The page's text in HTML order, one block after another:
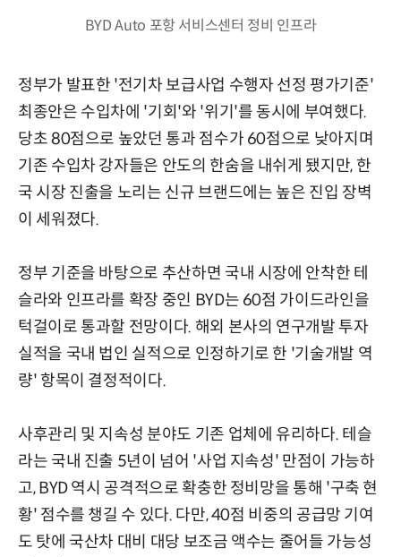
BYD Auto 포항 서비스센터 정비 인프라
정부가 발표한 '전기차 보급사업 수행자 선정 평가기준'
최종안은 수입차에 '기회'와 '위기'를 동시에 부여했다.
당초 80점으로 높았던 통과 점수가 60점으로 낮아지며
기존 수입차 강자들은 안도의 한숨을 내쉬게 됐지만, 한
국 시장 진출을 노리는 신규 브랜드에는 높은 진입 장벽
이 세워졌다.
정부 기준을 바탕으로 추산하면 국내 시장에 안착한 테
슬라와 인프라를 확장 중인 BYD는 60점 가이드라인을
턱걸이로 통과할 전망이다. 해외 본사의 연구개발 투자
실적을 국내 법인 실적으로 인정하기로 한 '기술개발 역
량' 항목이 결정적이다.
사후관리 및 지속성 분야도 기존 업체에 유리하다. 테슬
라는 국내 진출 5년이 넘어 '사업 지속성' 만점이 가능하
고, BYD 역시 공격적으로 확충한 정비망을 통해 '구축 현
황' 점수를 챙길 수 있다. 다만, 40점 비중의 공급망 기여
도 탓에 국산차 대비 대당 보조금 액수는 줄어들 가능성